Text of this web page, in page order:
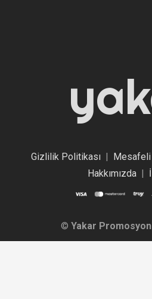
Gizlilik Politikası| Mesafeli
Hakkımızda |
© Yakar Promosyon